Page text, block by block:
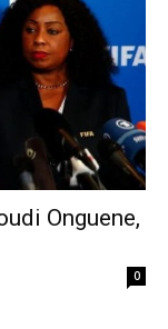
Onguene,
0